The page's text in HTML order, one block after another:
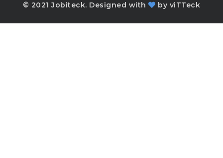
© 2021 Jobiteck. Designed with by viTTeck